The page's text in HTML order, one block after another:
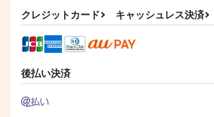
2,515円（税込）
ディオ×ジョナサン
趣ハイジャンプ
880円
東方仗助
クレジットカード キャッシュレス決済
後払い決済